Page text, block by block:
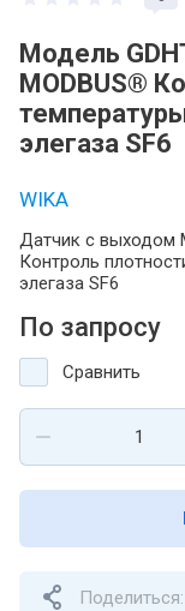
Модель
MODBUS®
элегаза SF6
WIKA
Датчик с выходом
Контроль
элегаза SF6
По запросу
Сравнить
Поделиться: